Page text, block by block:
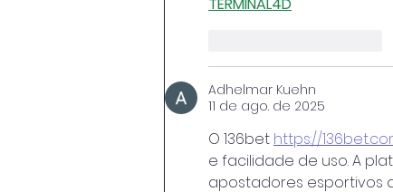
TERMINAL4D
Adhelmar Kuehn
11 de ago. de 2025
O 136bet https://
e facilidade de uso. A
apostadores esportivos